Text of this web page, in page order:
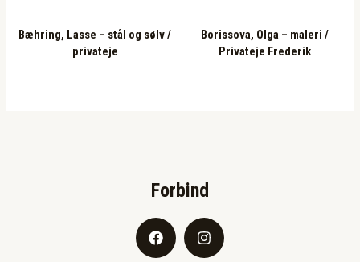
Bæhring, Lasse – stål og sølv /
privateje
Borissova, Olga – maleri /
Privateje Frederik
Forbind